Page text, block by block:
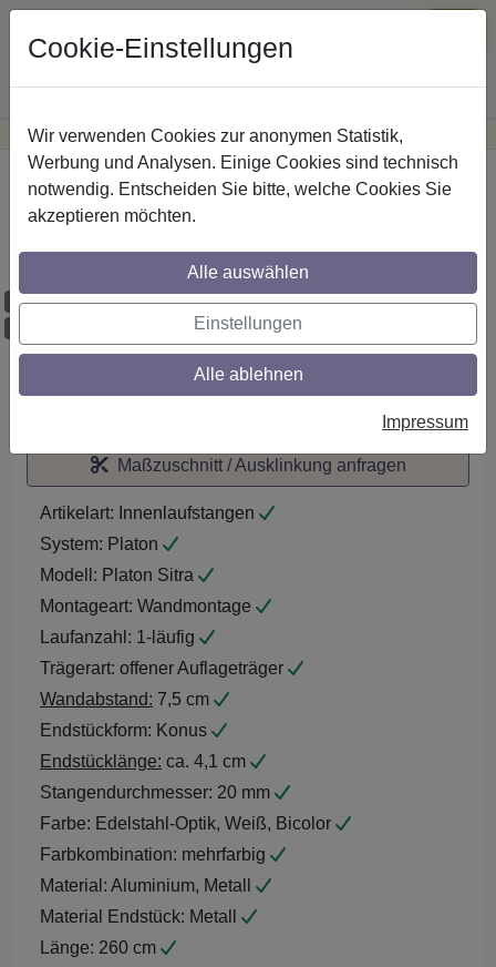
Günstige Versandkosteninnerhalb Österreichs· Sichere Zahlung
Startseite
IL-Stilg. 20 mm 1-lfg. Platon Sitra 260 cm
Edelst.-O./Weiß
Maßzuschnitt möglich
Maßzuschnitt / Ausklinkung anfragen
Artikelart: Innenlaufstangen
System: Platon
Modell: Platon Sitra
Montageart: Wandmontage
Laufanzahl: 1-läufig
Trägerart: offener Auflageträger
Wandabstand: 7,5 cm
Endstückform: Konus
Endstücklänge: ca. 4,1 cm
Stangendurchmesser: 20 mm
Farbe: Edelstahl-Optik, Weiß, Bicolor
Farbkombination: mehrfarbig
Material: Aluminium, Metall
Material Endstück: Metall
Länge: 260 cm
Cookie-Einstellungen
Wir verwenden Cookies zur anonymen Statistik,
Werbung und Analysen. Einige Cookies sind technisch
notwendig. Entscheiden Sie bitte, welche Cookies Sie
akzeptieren möchten.
Alle auswählen
Einstellungen
Alle ablehnen
Impressum